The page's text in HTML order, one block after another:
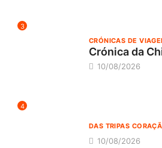
3
CRÓNICAS DE
Crónica da
10/08/2026
4
DAS TRIPAS
10/08/2026